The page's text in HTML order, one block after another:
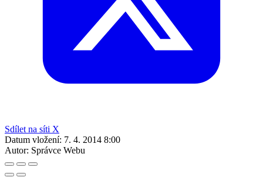
Sdílet na síti X
Datum vložení: 7. 4. 2014 8:00
Autor: Správce Webu